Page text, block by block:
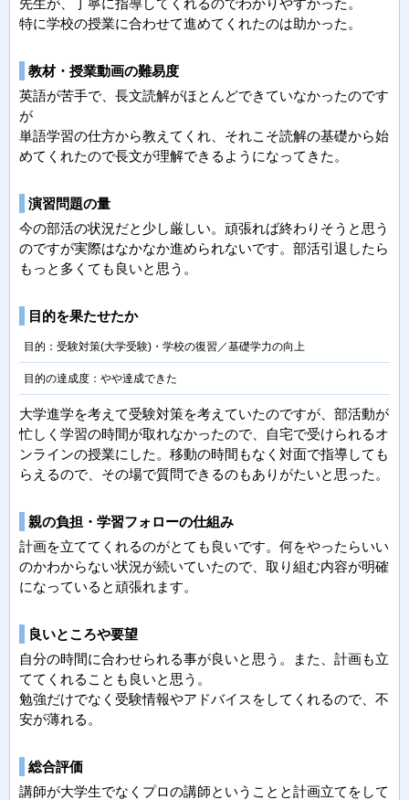
先生が、丁寧に指導してくれるのでわかりやすかった。
特に学校の授業に合わせて進めてくれたのは助かった。
教材・授業動画の難易度
英語が苦手で、長文読解がほとんどできていなかったのです
が
単語学習の仕方から教えてくれ、それこそ読解の基礎から始
めてくれたので長文が理解できるようになってきた。
演習問題の量
今の部活の状況だと少し厳しい。頑張れば終わりそうと思う
のですが実際はなかなか進められないです。部活引退したら
もっと多くても良いと思う。
目的を果たせたか
目的：受験対策(大学受験)・学校の復習／基礎学力の向上
目的の達成度：やや達成できた
大学進学を考えて受験対策を考えていたのですが、部活動が
忙しく学習の時間が取れなかったので、自宅で受けられるオ
ンラインの授業にした。移動の時間もなく対面で指導しても
らえるので、その場で質問できるのもありがたいと思った。
親の負担・学習フォローの仕組み
計画を立ててくれるのがとても良いです。何をやったらいい
のかわからない状況が続いていたので、取り組む内容が明確
になっていると頑張れます。
良いところや要望
自分の時間に合わせられる事が良いと思う。また、計画も立
ててくれることも良いと思う。
勉強だけでなく受験情報やアドバイスをしてくれるので、不
安が薄れる。
総合評価
講師が大学生でなくプロの講師ということと計画立てをして